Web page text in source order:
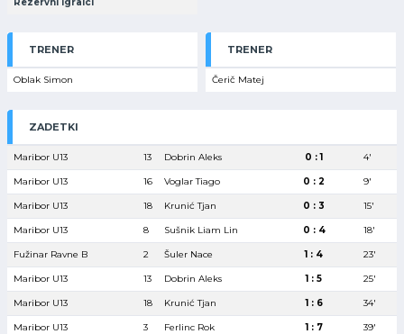
TRENER
Oblak Simon
TRENER
Čerič Matej
ZADETKI
Maribor U13 13 Dobrin Aleks 0 : 1 4′
Maribor U13 16 Voglar Tiago 0 : 2 9′
Maribor U13 18 Krunić Tjan 0 : 3 15′
Maribor U13 8 Sušnik Liam Lin 0 : 4 18′
Fužinar Ravne B 2 Šuler Nace 1 : 4 23′
Maribor U13 13 Dobrin Aleks 1 : 5 25′
Maribor U13 18 Krunić Tjan 1 : 6 34′
Maribor U13 3 Ferlinc Rok 1 : 7 39′